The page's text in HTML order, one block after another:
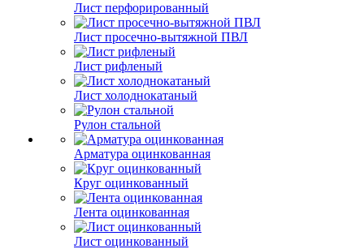
Лист перфорированный
Лист просечно-вытяжной ПВЛ
Лист рифленый
Лист холоднокатаный
Рулон стальной
Арматура оцинкованная
Круг оцинкованный
Лента оцинкованная
Лист оцинкованный